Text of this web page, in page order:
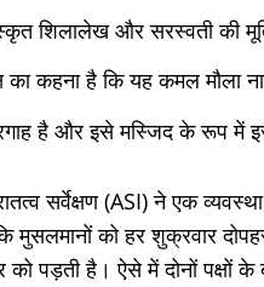
शिलालेख और सरस्वती की
का कहना है कि यह कमल मौला
है और इसे मस्जिद के रूप में
सर्वेक्षण (ASI) ने एक
मुसलमानों को हर शुक्रवार
पड़ती है। ऐसे में दोनों पक्षों के